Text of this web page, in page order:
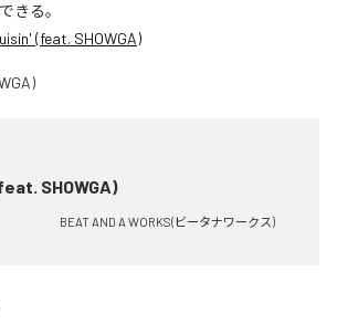
きる。
(feat. SHOWGA)
SHOWGA)
BEAT AND A WORKS(ビータナワークス)